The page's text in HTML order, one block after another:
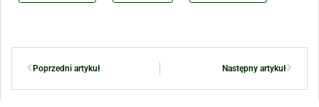
Poprzedni artykuł Następny artykuł